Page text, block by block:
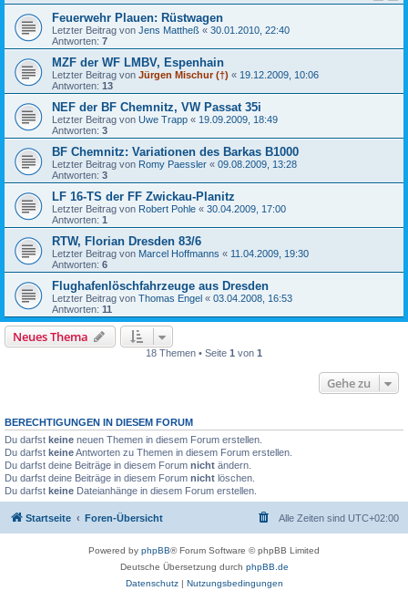
Feuerwehr Plauen: Rüstwagen
Letzter Beitrag von Jens Mattheß « 30.01.2010, 22:40
Antworten: 7
MZF der WF LMBV, Espenhain
Letzter Beitrag von Jürgen Mischur (†) « 19.12.2009, 10:06
Antworten: 13
NEF der BF Chemnitz, VW Passat 35i
Letzter Beitrag von Uwe Trapp « 19.09.2009, 18:49
Antworten: 3
BF Chemnitz: Variationen des Barkas B1000
Letzter Beitrag von Romy Paessler « 09.08.2009, 13:28
Antworten: 3
LF 16-TS der FF Zwickau-Planitz
Letzter Beitrag von Robert Pohle « 30.04.2009, 17:00
Antworten: 1
RTW, Florian Dresden 83/6
Letzter Beitrag von Marcel Hoffmanns « 11.04.2009, 19:30
Antworten: 6
Flughafenlöschfahrzeuge aus Dresden
Letzter Beitrag von Thomas Engel « 03.04.2008, 16:53
Antworten: 11
Neues Thema
18 Themen • Seite 1 von 1
Gehe zu
BERECHTIGUNGEN IN DIESEM FORUM
Du darfst keine neuen Themen in diesem Forum erstellen.
Du darfst keineAntworten zu Themen in diesem Forum erstellen.
Du darfst deine Beiträge in diesem Forum nicht ändern.
Du darfst deine Beiträge in diesem Forum nicht löschen.
Du darfst keine Dateianhänge in diesem Forum erstellen.
Startseite Foren-Übersicht Alle Zeiten sind UTC+02:00
Powered by phpBB® Forum Software © phpBB Limited
Deutsche Übersetzung durch phpBB.de
Datenschutz| Nutzungsbedingungen